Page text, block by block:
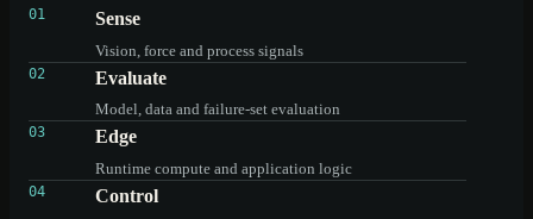
01 Sense
Vision, force and process signals
02 Evaluate
Model, data and failure-set evaluation
03 Edge
Runtime compute and application logic
04 Control